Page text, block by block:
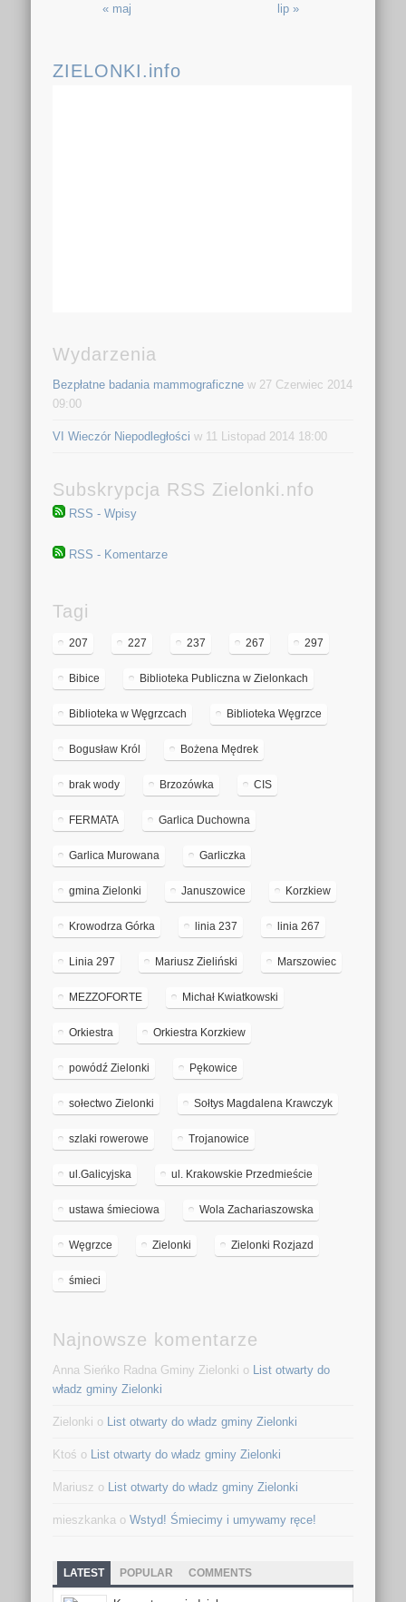
« maj lip »
ZIELONKI.info
Wydarzenia
Bezpłatne badania mammograficzne w 27 Czerwiec 2014
09:00
VI Wieczór Niepodległości w 11 Listopad 2014 18:00
Subskrypcja RSS Zielonki.nfo
RSS - Wpisy
RSS - Komentarze
Tagi
207 227 237 267 297
Bibice Biblioteka Publiczna w Zielonkach
Biblioteka w Węgrzcach Biblioteka Węgrzce
Bogusław Król Bożena Mędrek
brak wody Brzozówka CIS
FERMATA Garlica Duchowna
Garlica Murowana Garliczka
gmina Zielonki Januszowice Korzkiew
Krowodrza Górka linia 237 linia 267
Linia 297 Mariusz Zieliński Marszowiec
MEZZOFORTE Michał Kwiatkowski
Orkiestra Orkiestra Korzkiew
powódź Zielonki Pękowice
sołectwo Zielonki Sołtys Magdalena Krawczyk
szlaki rowerowe Trojanowice
ul.Galicyjska ul. Krakowskie Przedmieście
ustawa śmieciowa Wola Zachariaszowska
Węgrzce Zielonki Zielonki Rozjazd
śmieci
Najnowsze komentarze
Anna Sieńko Radna Gminy Zielonki o List otwarty do
władz gminy Zielonki
Zielonki o List otwarty do władz gminy Zielonki
Ktoś o List otwarty do władz gminy Zielonki
Mariusz o List otwarty do władz gminy Zielonki
mieszkanka oWstyd! Śmiecimy i umywamy ręce!
LATEST POPULAR COMMENTS